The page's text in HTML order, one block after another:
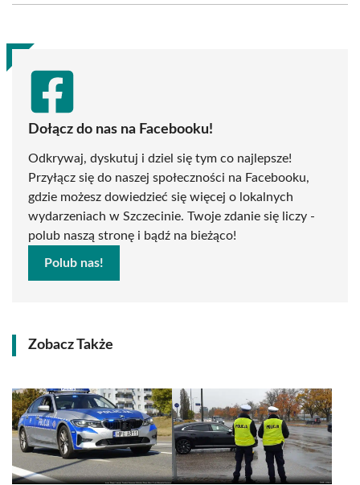
(Twitter)
Dołącz do nas na Facebooku!
Odkrywaj, dyskutuj i dziel się tym co najlepsze!
Przyłącz się do naszej społeczności na Facebooku,
gdzie możesz dowiedzieć się więcej o lokalnych
wydarzeniach w Szczecinie. Twoje zdanie się liczy -
polub naszą stronę i bądź na bieżąco!
Polub nas!
Zobacz Także